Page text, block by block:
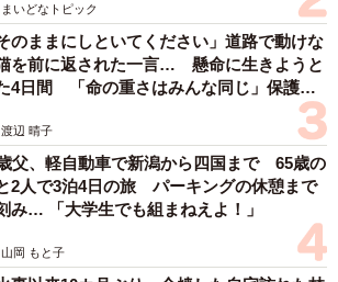
まいどなトピック
そのままにしといてください」道路で動けな
を前に返された一言… 懸命に生きようと
4日間 「命の重さはみんな同じ」保護団
渡辺 晴子
父、軽自動車で新潟から四国まで 65歳の
2人で3泊4日の旅 パーキングの休憩まで
み… 「大学生でも組まねえよ！」
山岡 もと子